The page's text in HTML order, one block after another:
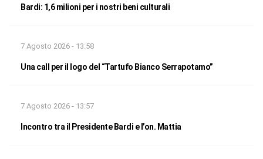
Bardi: 1,6 milioni per i nostri beni culturali
7 Agosto 2026 - 13:58
Una call per il logo del “Tartufo Bianco Serrapotamo”
7 Agosto 2026 - 13:57
Incontro tra il Presidente Bardi e l’on. Mattia